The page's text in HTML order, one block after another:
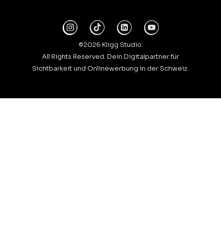
©2026 Kligg Studio.
All Rights Reserved. Dein Digitalpartner für
Sichtbarkeit und Onlinewerbung in der Schweiz.